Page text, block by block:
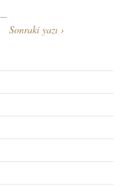
Sonraki yazı